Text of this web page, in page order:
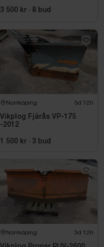
3 500 kr · 8 bud
Norrköping 3d 12h
Vikplog Fjärås VP-175
-2012
1 500 kr · 3 bud
Norrköping 3d 12h